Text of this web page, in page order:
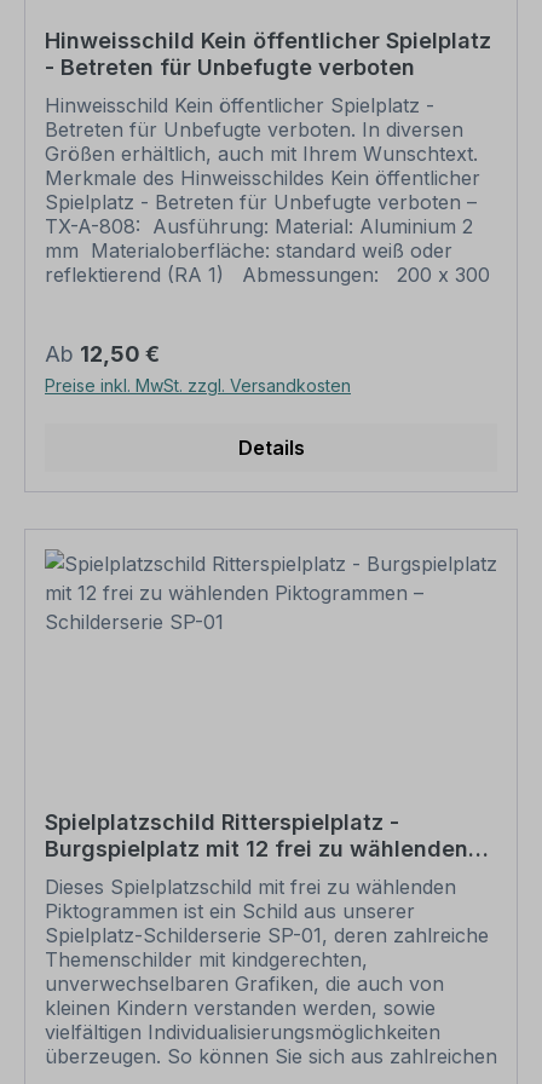
Lieferzeit erst nach erfolgter Druckfreigabe gilt.
Schilder mit Text- und Zeichenänderungen oder
nach Ihrer Vorgabe gelocht sind individuelle
Schilder und somit grundsätzlich vom
Rückgaberecht ausgeschlossen.
Hinweisschild Kein öffentlicher Spielplatz
- Betreten für Unbefugte verboten
Hinweisschild Kein öffentlicher Spielplatz -
Betreten für Unbefugte verboten. In diversen
Größen erhältlich, auch mit Ihrem Wunschtext.
Merkmale des Hinweisschildes Kein öffentlicher
Spielplatz - Betreten für Unbefugte verboten –
TX-A-808: Ausführung: Material: Aluminium 2
mm Materialoberfläche: standard weiß oder
reflektierend (RA 1) Abmessungen: 200 x 300
beschnitten mit abgerundeten Ecken
Verpackungseinheiten: 1 Schild Bitte beachten
Sie: Dieses Schild kann unverändert gemäß der
bestellt werden. Wünschen Sie einen
Eingabefeld auf dieser Seite ein. Nach Ihrer
Ansicht. Bitte prüfen Sie die Inhalte dieser
Korrektur auf Fehler und erteilen uns, sofern
alles in Ordnung ist, unbedingt die Druckfreigabe.
Schilder und somit grundsätzlich vom
Rückgaberecht ausgeschlossen. Bitte beachten
Sie, dass für eine Wandbefestigung dieser Artikel
keine Schrauben und Dübel beinhaltet. Ebenso
liegt dem Artikel keine Schnur, Draht u.ä. bei,
wenn eine Lochung zum Abhängung gewünscht
ist.
Regulärer Preis:
Ab 12,50 €
Preise inkl. MwSt. zzgl. Versandkosten
Details
Spielplatzschild Ritterspielplatz -
Burgspielplatz mit 12 frei zu wählenden
Piktogrammen – Schilderserie SP-01
Dieses Spielplatzschild mit frei zu wählenden
Piktogrammen ist ein Schild aus unserer
Spielplatz-Schilderserie SP-01, deren zahlreiche
Themenschilder mit kindgerechten,
unverwechselbaren Grafiken, die auch von
kleinen Kindern verstanden werden, sowie
vielfältigen Individualisierungsmöglichkeiten
überzeugen. So können Sie sich aus zahlreichen